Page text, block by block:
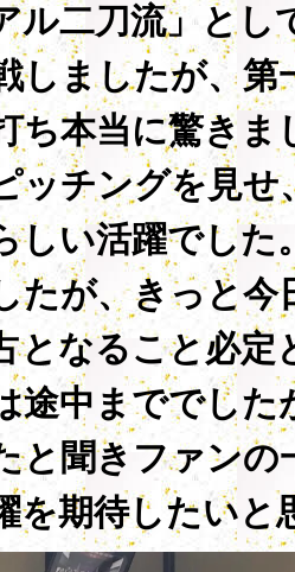
ル二刀流」とし
しましたが、第
ち本当に驚きま
ッチングを見せ
しい活躍でした
たが、きっと今
となること必定
途中まででした
と聞きファンの
を期待したいと